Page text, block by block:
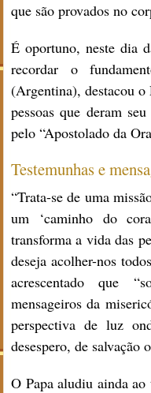
que são provados no
É oportuno, neste dia
recordar o
(Argentina), destacou o
pessoas que deram
pelo “Apostolado da
Testemunhas e
“Trata-se de uma
um ‘caminho do
transforma a vida das
deseja acolher-nos
acrescentado que
mensageiros da
perspectiva de luz
desespero, de salvação
O Papa aludiu ainda